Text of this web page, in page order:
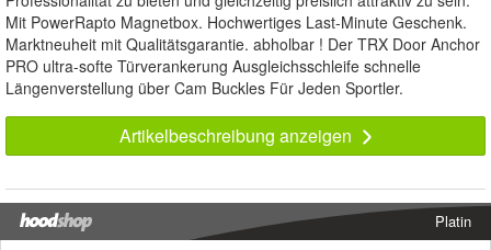
Mit PowerRapto Magnetbox. Hochwertiges Last-Minute Geschenk.
Marktneuheit mit Qualitätsgarantie. abholbar ! Der TRX Door Anchor
PRO ultra-softe Türverankerung Ausgleichsschleife schnelle
Längenverstellung über Cam Buckles Für Jeden Sportler.
Artikelbeschreibung anzeigen
Platin